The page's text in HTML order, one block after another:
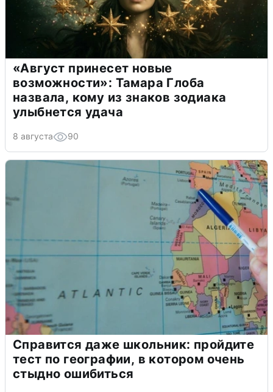
«Август принесет новые
возможности»: Тамара Глоба
назвала, кому из знаков зодиака
улыбнется удача
8 августа 90
Справится даже школьник: пройдите
тест по географии, в котором очень
стыдно ошибиться